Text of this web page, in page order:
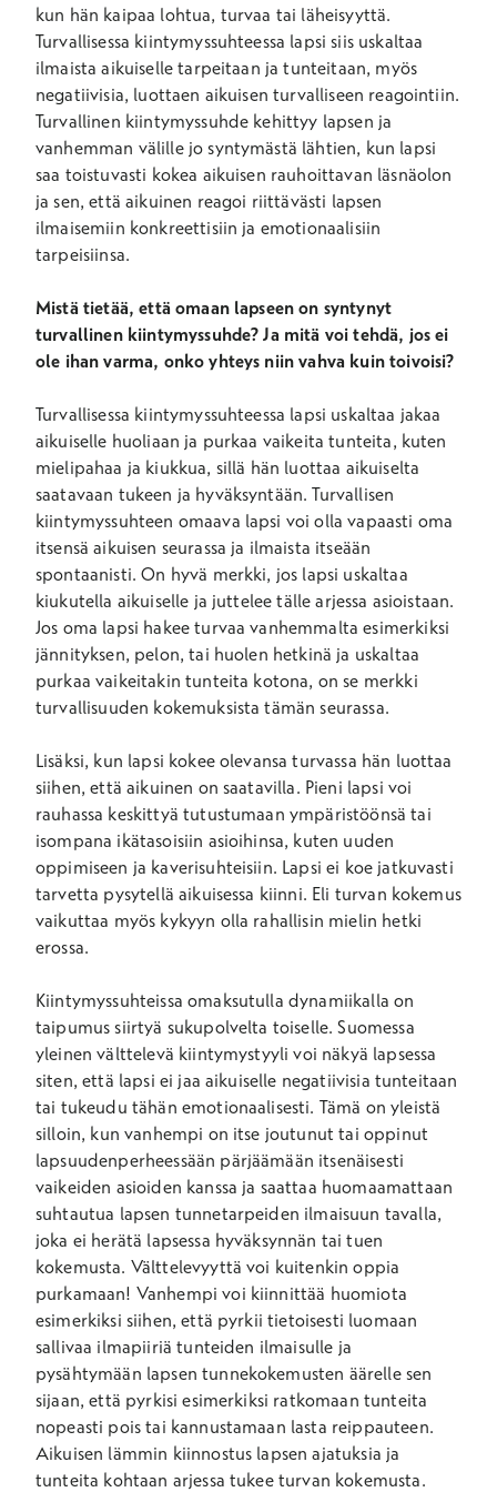
kun hän kaipaa lohtua, turvaa tai läheisyyttä.
Turvallisessa kiintymyssuhteessa lapsi siis uskaltaa
ilmaista aikuiselle tarpeitaan ja tunteitaan, myös
negatiivisia, luottaen aikuisen turvalliseen reagointiin.
Turvallinen kiintymyssuhde kehittyy lapsen ja
vanhemman välille jo syntymästä lähtien, kun lapsi
saa toistuvasti kokea aikuisen rauhoittavan läsnäolon
ja sen, että aikuinen reagoi riittävästi lapsen
ilmaisemiin konkreettisiin ja emotionaalisiin
tarpeisiinsa.
Mistä tietää, että omaan lapseen on syntynyt
turvallinen kiintymyssuhde? Ja mitä voi tehdä, jos ei
ole ihan varma, onko yhteys niin vahva kuin toivoisi?
Turvallisessa kiintymyssuhteessa lapsi uskaltaa jakaa
aikuiselle huoliaan ja purkaa vaikeita tunteita, kuten
mielipahaa ja kiukkua, sillä hän luottaa aikuiselta
saatavaan tukeen ja hyväksyntään. Turvallisen
kiintymyssuhteen omaava lapsi voi olla vapaasti oma
itsensä aikuisen seurassa ja ilmaista itseään
spontaanisti. On hyvä merkki, jos lapsi uskaltaa
kiukutella aikuiselle ja juttelee tälle arjessa asioistaan.
Jos oma lapsi hakee turvaa vanhemmalta esimerkiksi
jännityksen, pelon, tai huolen hetkinä ja uskaltaa
purkaa vaikeitakin tunteita kotona, on se merkki
turvallisuuden kokemuksista tämän seurassa.
Lisäksi, kun lapsi kokee olevansa turvassa hän luottaa
siihen, että aikuinen on saatavilla. Pieni lapsi voi
rauhassa keskittyä tutustumaan ympäristöönsä tai
isompana ikätasoisiin asioihinsa, kuten uuden
oppimiseen ja kaverisuhteisiin. Lapsi ei koe jatkuvasti
tarvetta pysytellä aikuisessa kiinni. Eli turvan kokemus
vaikuttaa myös kykyyn olla rahallisin mielin hetki
erossa.
Kiintymyssuhteissa omaksutulla dynamiikalla on
taipumus siirtyä sukupolvelta toiselle. Suomessa
yleinen välttelevä kiintymystyyli voi näkyä lapsessa
siten, että lapsi ei jaa aikuiselle negatiivisia tunteitaan
tai tukeudu tähän emotionaalisesti. Tämä on yleistä
silloin, kun vanhempi on itse joutunut tai oppinut
lapsuudenperheessään pärjäämään itsenäisesti
vaikeiden asioiden kanssa ja saattaa huomaamattaan
suhtautua lapsen tunnetarpeiden ilmaisuun tavalla,
joka ei herätä lapsessa hyväksynnän tai tuen
kokemusta. Välttelevyyttä voi kuitenkin oppia
purkamaan! Vanhempi voi kiinnittää huomiota
esimerkiksi siihen, että pyrkii tietoisesti luomaan
sallivaa ilmapiiriä tunteiden ilmaisulle ja
pysähtymään lapsen tunnekokemusten äärelle sen
sijaan, että pyrkisi esimerkiksi ratkomaan tunteita
nopeasti pois tai kannustamaan lasta reippauteen.
Aikuisen lämmin kiinnostus lapsen ajatuksia ja
tunteita kohtaan arjessa tukee turvan kokemusta.